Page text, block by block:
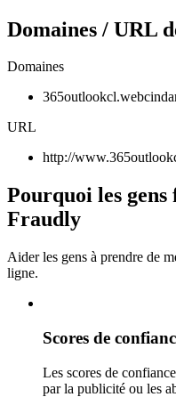
Domaines / URL
Domaines
URL
http://
Pourquoi les
Fraudly
Aider les gens à prendre de
ligne.
Scores de
Les scores de
par la publicité ou les